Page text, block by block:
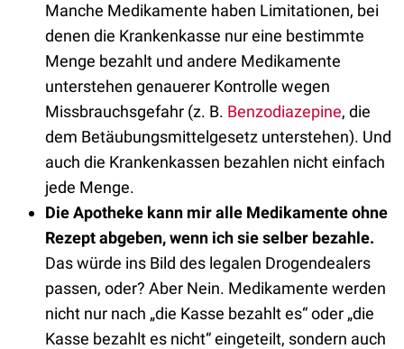
Manche Medikamente haben Limitationen, bei
denen die Krankenkasse nur eine bestimmte
Menge bezahlt und andere Medikamente
unterstehen genauerer Kontrolle wegen
Missbrauchsgefahr (z. B. Benzodiazepine, die
dem Betäubungsmittelgesetz unterstehen). Und
auch die Krankenkassen bezahlen nicht einfach
jede Menge.
Die Apotheke kann mir alle Medikamente ohne
Rezept abgeben, wenn ich sie selber bezahle.
Das würde ins Bild des legalen Drogendealers
passen, oder? Aber Nein. Medikamente werden
nicht nur nach „die Kasse bezahlt es“ oder „die
Kasse bezahlt es nicht“ eingeteilt, sondern auch